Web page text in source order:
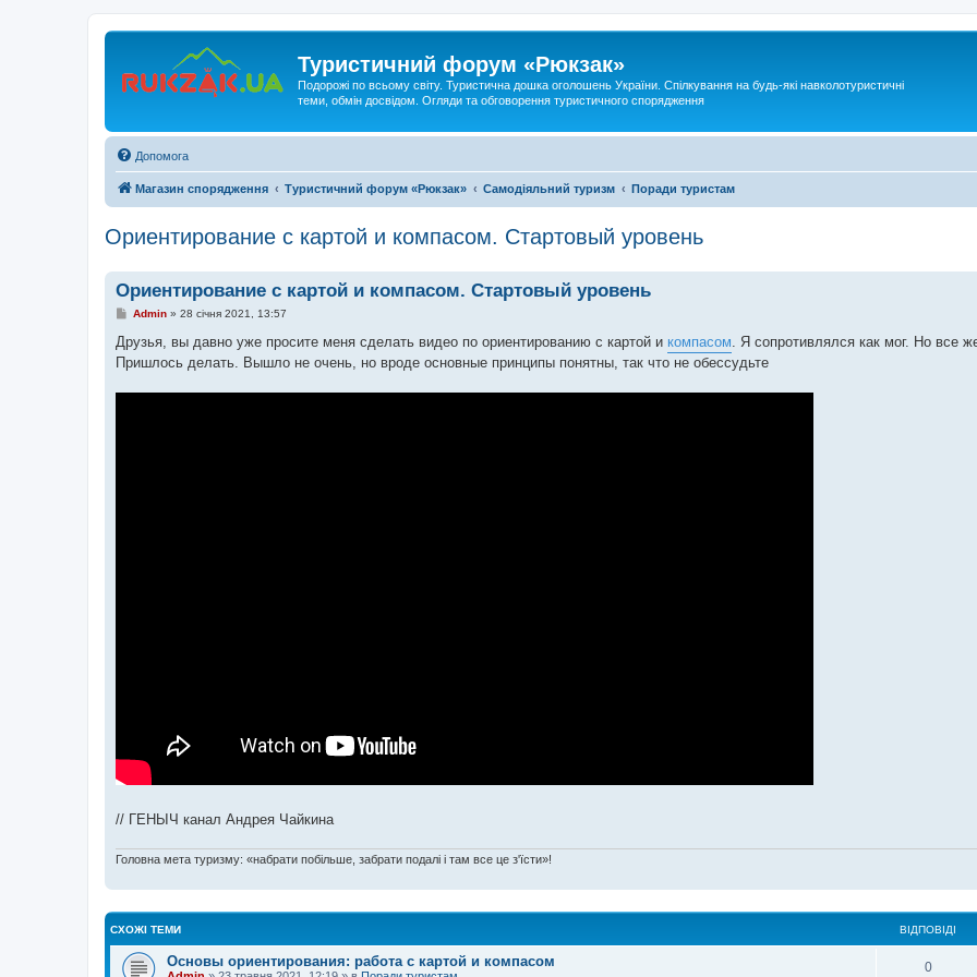
Туристичний форум «Рюкзак»
Подорожі по всьому світу. Туристична дошка оголошень України. Спілкування на будь-які навколотуристичні
теми, обмін досвідом. Огляди та обговорення туристичного спорядження
Допомога
Магазин спорядження Туристичний форум «Рюкзак» Самодіяльний туризм Поради туристам
Ориентирование с картой и компасом. Стартовый уровень
Ориентирование с картой и компасом. Стартовый уровень
П
в
д
м
Admin» 28 січня 2021, 13:57
Друзья, вы давно уже просите меня сделать видео по ориентированию с картой и компасом . Я сопротивлялся как мог. Но все
Пришлось делать. Вышло не очень, но вроде основные принципы понятны, так что не обессудьте
// ГЕНЫЧ канал Андрея Чайкина
Головна мета туризму: «набрати побільше, забрати подалі і там все це з'їсти»!
СХОЖІ ТЕМИ ВІДПОВІДІ
Основы ориентирования: работа с картой и компасом 0